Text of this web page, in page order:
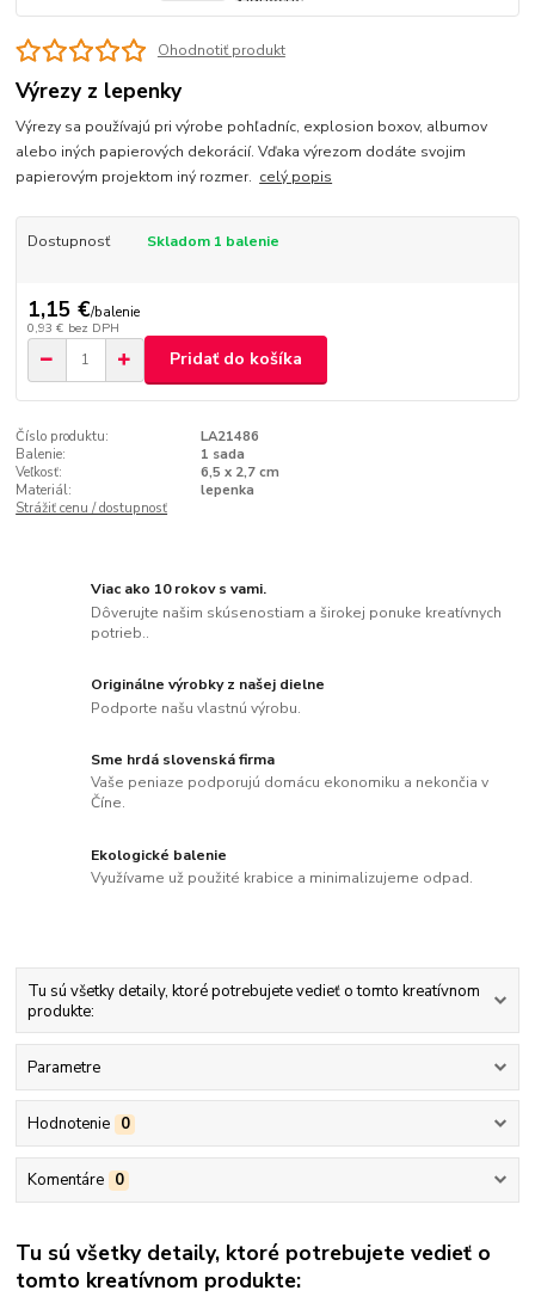
Ohodnotiť produkt
Výrezy z lepenky
Výrezy sa používajú pri výrobe pohľadníc, explosion boxov, albumov
alebo iných papierových dekorácií. Vďaka výrezom dodáte svojim
papierovým projektom iný rozmer. celý popis
Dostupnosť Skladom 1 balenie
1,15 €/balenie
0,93 € bez DPH
Pridať do košíka
Číslo produktu:
LA21486
Balenie:
1 sada
Veľkosť:
6,5 x 2,7 cm
Materiál:
lepenka
Strážiť cenu / dostupnosť
Viac ako 10 rokov s vami.
Dôverujte našim skúsenostiam a širokej ponuke kreatívnych
potrieb..
Originálne výrobky z našej dielne
Podporte našu vlastnú výrobu.
Sme hrdá slovenská firma
Vaše peniaze podporujú domácu ekonomiku a nekončia v
Číne.
Ekologické balenie
Využívame už použité krabice a minimalizujeme odpad.
Tu sú všetky detaily, ktoré potrebujete vedieť o tomto kreatívnom
produkte:
Parametre
Hodnotenie 0
Komentáre 0
Tu sú všetky detaily, ktoré potrebujete vedieť o
tomto kreatívnom produkte: